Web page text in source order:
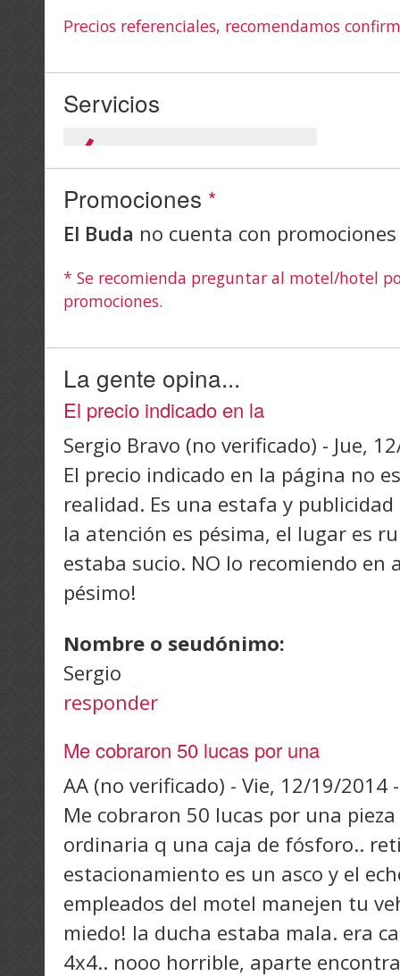
Precios referenciales, recomendamos
Servicios
Promociones *
El Buda no cuenta con
* Se recomienda preguntar al motel/hotel
promociones.
La gente opina...
El precio indicado en la
Sergio Bravo (no verificado) - Jue,
El precio indicado en la página no
realidad. Es una estafa y
la atención es pésima, el lugar es
estaba sucio. NO lo recomiendo en
pésimo!
Nombre o seudónimo:
Sergio
responder
Me cobraron 50 lucas por una
AA (no verificado) - Vie, 12/19/2014
Me cobraron 50 lucas por una
ordinaria q una caja de fósforo..
estacionamiento es un asco y el
empleados del motel manejen tu
miedo! la ducha estaba mala. era
4x4.. nooo horrible, aparte